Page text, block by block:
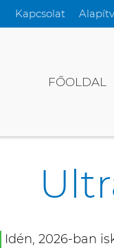
Kapcsolat
FŐOLDAL
Idén, 2026-ban